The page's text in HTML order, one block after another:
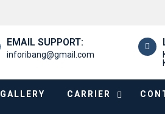
EMAIL SUPPORT:
inforibang@gmail.com
GALLERY CARRIER